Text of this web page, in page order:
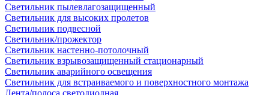
Светильник пылевлагозащищенный
Светильник для высоких пролетов
Светильник подвесной
Светильник/прожектор
Светильник настенно-потолочный
Светильник взрывозащищенный стационарный
Светильник аварийного освещения
Светильник для встраиваемого и поверхностного монтажа
Лента/полоса светодиодная